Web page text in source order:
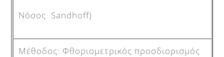
Νόσος Sandhoff)
Φθοριομετρικός προσδιορισμός